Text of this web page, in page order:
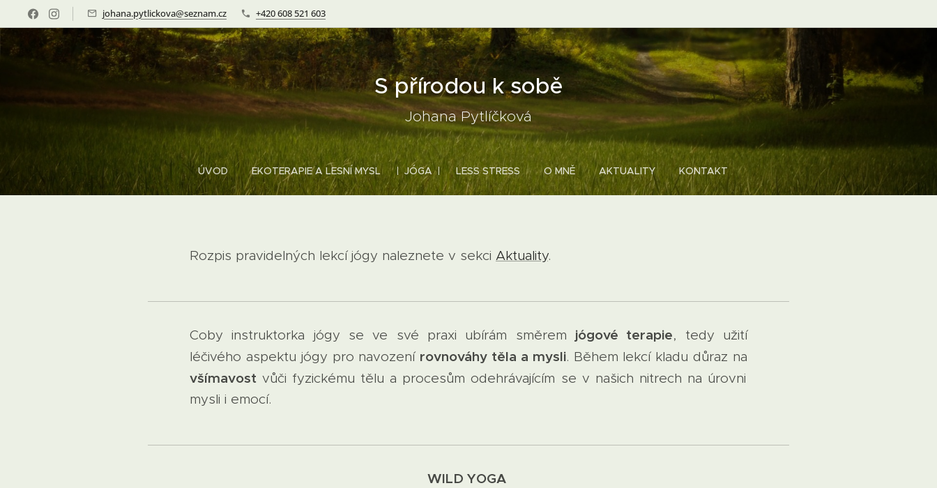
johana.pytlickova@seznam.cz +420 608 521 603
S přírodou k sobě
Johana Pytlíčková
ÚVOD EKOTERAPIE A LESNÍ MYSL JÓGA LESS STRESS O MNĚ AKTUALITY KONTAKT
Rozpis pravidelných lekcí jógy naleznete v sekci Aktuality.
Coby instruktorka jógy se ve své praxi ubírám směrem jógové terapie, tedy užití
léčivého aspektu jógy pro navození rovnováhy těla a mysli. Během lekcí kladu důraz na
všímavost vůči fyzickému tělu a procesům odehrávajícím se v našich nitrech na úrovni
mysli i emocí.
WILD YOGA